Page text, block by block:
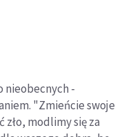
nieobecnych -
"Zmieńcie swoje
modlimy się za